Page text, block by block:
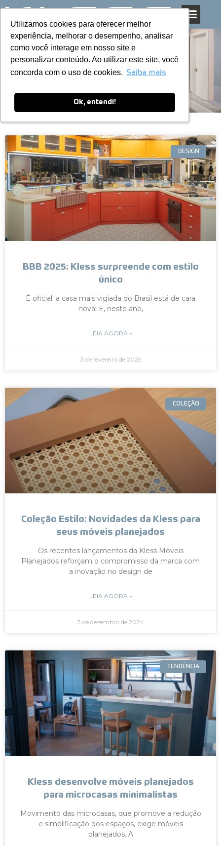
Utilizamos cookies para oferecer melhor
experiência, melhorar o desempenho, analisar
como você interage em nosso site e
personalizar conteúdo. Ao utilizar este site, você
concorda com o uso de cookies. Saiba mais
Ok, entendi!
Utilizamos cookies para oferecer melhor
experiência, melhorar o desempenho, analisar
como você interage em nosso site e
personalizar conteúdo. Ao utilizar este site, você
concorda com o uso de cookies. Saiba mais
Ok, entendi!
Pular
para
o
conteúdo
Blog
DESIGN
BBB 2025: Kless surpreende com estilo
único
É oficial: a casa mais vigiada do Brasil está de cara
nova! E, neste ano,
LEIA AGORA »
3 de fevereiro de 2025
COLEÇÃO
Coleção Estilo: Novidades da Kless para
seus móveis planejados
Os recentes lançamentos da Kless Móveis
Planejados reforçam o compromisso da marca com
a inovação no design de
LEIA AGORA »
3 de dezembro de 2024
TENDÊNCIA
Kless desenvolve móveis planejados
para microcasas minimalistas
Movimento das microcasas, que promove a redução
e simplificação dos espaços, exige móveis
planejados. A